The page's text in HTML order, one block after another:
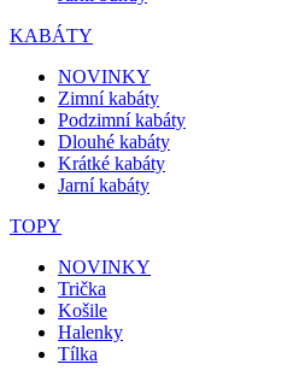
KABÁTY
NOVINKY
Zimní kabáty
Podzimní kabáty
Dlouhé kabáty
Krátké kabáty
Jarní kabáty
TOPY
NOVINKY
Trička
Košile
Halenky
Tílka